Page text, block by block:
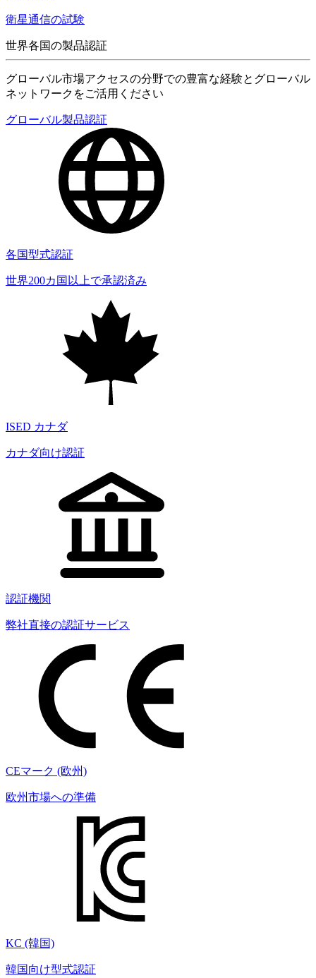
衛星通信の試験
世界各国の製品認証
グローバル市場アクセスの分野での豊富な経験とグローバル
ネットワークをご活用ください
グローバル製品認証
各国型式認証
世界200カ国以上で承認済み
ISED カナダ
カナダ向け認証
認証機関
弊社直接の認証サービス
CEマーク (欧州)
欧州市場への準備
KC (韓国)
韓国向け型式認証